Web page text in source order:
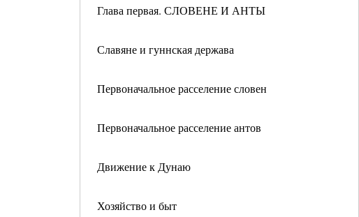
Глава первая. СЛОВЕНЕ И АНТЫ
Славяне и гуннская держава
Первоначальное расселение словен
Первоначальное расселение антов
Движение к Дунаю
Хозяйство и быт